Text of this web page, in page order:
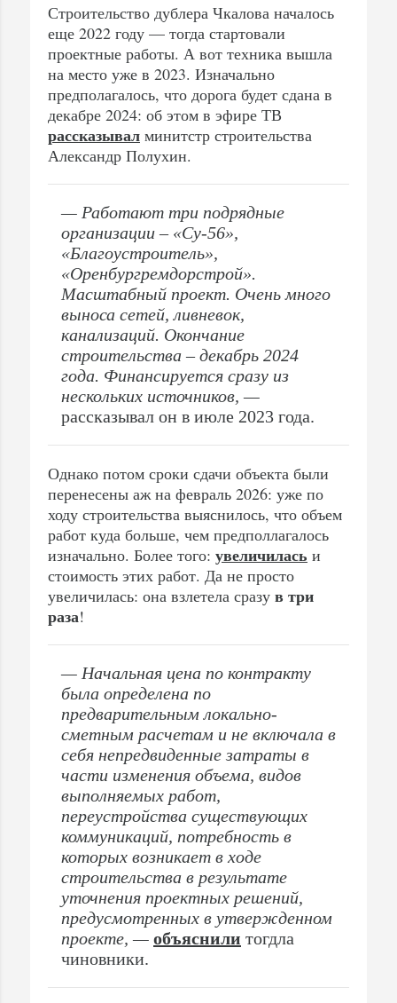
Строительство дублера Чкалова началось
еще 2022 году — тогда стартовали
проектные работы. А вот техника вышла
на место уже в 2023. Изначально
предполагалось, что дорога будет сдана в
декабре 2024: об этом в эфире ТВ
рассказывал минитстр строительства
Александр Полухин.
— Работают три подрядные
организации – «Су-56»,
«Благоустроитель»,
«Оренбургремдорстрой».
Масштабный проект. Очень много
выноса сетей, ливневок,
канализаций. Окончание
строительства – декабрь 2024
года. Финансируется сразу из
нескольких источников, —
рассказывал он в июле 2023 года.
Однако потом сроки сдачи объекта были
перенесены аж на февраль 2026: уже по
ходу строительства выяснилось, что объем
работ куда больше, чем предполлагалось
изначально. Более того: увеличилась и
стоимость этих работ. Да не просто
увеличилась: она взлетела сразу в три
раза!
— Начальная цена по контракту
была определена по
предварительным локально-
сметным расчетам и не включала в
себя непредвиденные затраты в
части изменения объема, видов
выполняемых работ,
переустройства существующих
коммуникаций, потребность в
которых возникает в ходе
строительства в результате
уточнения проектных решений,
предусмотренных в утвержденном
проекте, — объяснили тогдла
чиновники.